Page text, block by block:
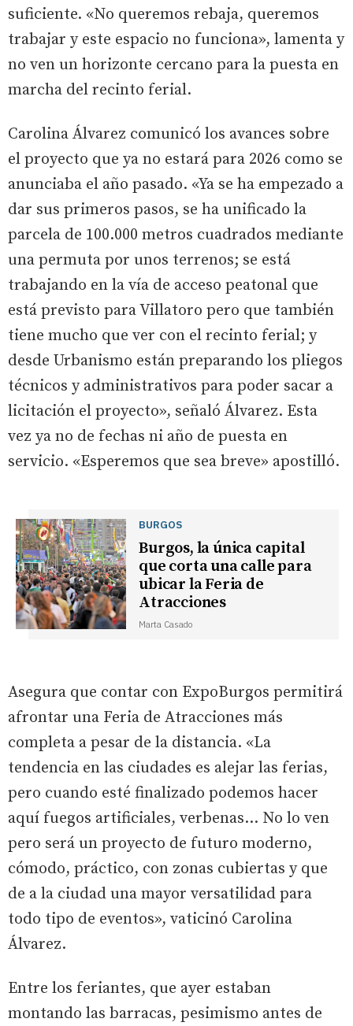
suficiente. «No queremos rebaja, queremos
trabajar y este espacio no funciona», lamenta y
no ven un horizonte cercano para la puesta en
marcha del recinto ferial.
Carolina Álvarez comunicó los avances sobre
el proyecto que ya no estará para 2026 como se
anunciaba el año pasado. «Ya se ha empezado a
dar sus primeros pasos, se ha unificado la
parcela de 100.000 metros cuadrados mediante
una permuta por unos terrenos; se está
trabajando en la vía de acceso peatonal que
está previsto para Villatoro pero que también
tiene mucho que ver con el recinto ferial; y
desde Urbanismo están preparando los pliegos
técnicos y administrativos para poder sacar a
licitación el proyecto», señaló Álvarez. Esta
vez ya no de fechas ni año de puesta en
servicio. «Esperemos que sea breve» apostilló.
BURGOS
Burgos, la única capital
que corta una calle para
ubicar la Feria de
Atracciones
Marta Casado
Asegura que contar con ExpoBurgos permitirá
afrontar una Feria de Atracciones más
completa a pesar de la distancia. «La
tendencia en las ciudades es alejar las ferias,
pero cuando esté finalizado podemos hacer
aquí fuegos artificiales, verbenas... No lo ven
pero será un proyecto de futuro moderno,
cómodo, práctico, con zonas cubiertas y que
de a la ciudad una mayor versatilidad para
todo tipo de eventos», vaticinó Carolina
Álvarez.
Entre los feriantes, que ayer estaban
montando las barracas, pesimismo antes de